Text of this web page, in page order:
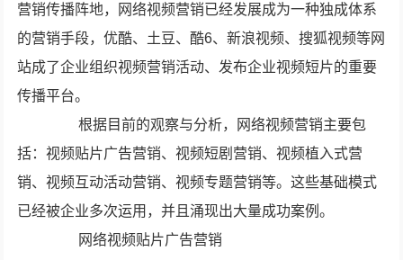
营销传播阵地，网络视频营销已经发展成为一种独成体系
的营销手段，优酷、土豆、酷6、新浪视频、搜狐视频等网
站成了企业组织视频营销活动、发布企业视频短片的重要
传播平台。
根据目前的观察与分析，网络视频营销主要包
括：视频贴片广告营销、视频短剧营销、视频植入式营
销、视频互动活动营销、视频专题营销等。这些基础模式
已经被企业多次运用，并且涌现出大量成功案例。
网络视频贴片广告营销